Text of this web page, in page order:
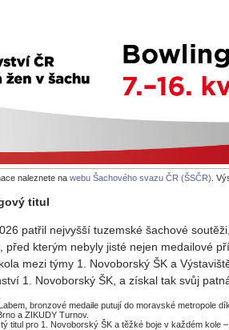
naleznete na webu Šachového svazu ČR (ŠSČR) .
titul
patřil nejvyšší tuzemské šachové
kterým nebyly jisté nejen medailové
mezi týmy 1. Novoborský ŠK a
1. Novoborský ŠK, a získal tak svůj
bronzové medaile putují do moravské metropole
a ZIKUDY Turnov.
titul pro 1. Novoborský ŠK a těžké boje v každém kole